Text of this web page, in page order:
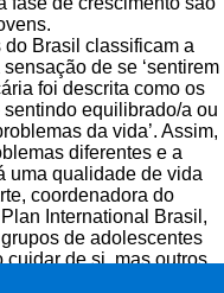
do Brasil classificam a
de se ‘sentirem
foi descrita como os
sentindo equilibrado/a ou
da vida’. Assim,
diferentes e a
uma qualidade de vida
coordenadora do
International Brasil,
de adolescentes
cuidar de si, mas outros